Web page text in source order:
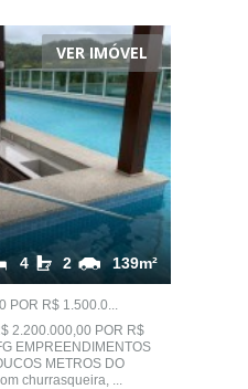
VER IMÓVEL
139m²
2
4
POR R$ 1.500.0...
2.200.000,00 POR R$
EMPREENDIMENTOS
METROS DO
churrasqueira, ...